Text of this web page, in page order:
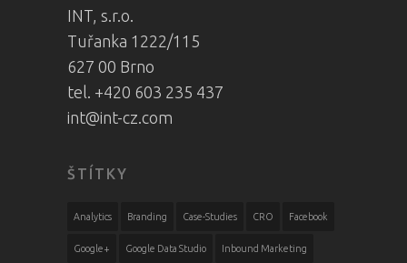
INT, s.r.o.
Tuřanka 1222/115
627 00 Brno
tel. +420 603 235 437
int@int-cz.com
ŠTÍTKY
Analytics Branding Case-Studies CRO Facebook
Google+ Google Data Studio Inbound Marketing